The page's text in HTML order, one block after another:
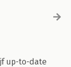
up-to-date